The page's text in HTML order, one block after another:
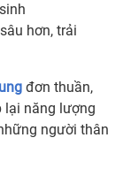
hơn, trải
đơn thuần,
lại năng lượng
người thân